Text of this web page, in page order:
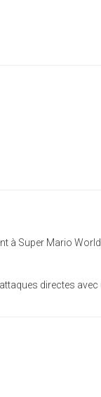
à Super Mario
directes avec